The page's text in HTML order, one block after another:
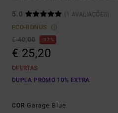
5.0
(1 AVALIAÇÕES)
ECO-BONUS
€ 40,00
37%
€ 25,20
OFERTAS
DUPLA PROMO 10% EXTRA
COR Garage Blue